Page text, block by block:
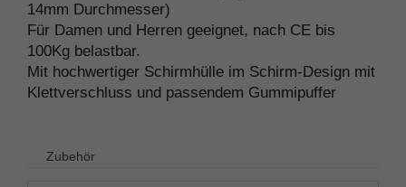
14mm Durchmesser)
Für Damen und Herren geeignet, nach CE bis
100Kg belastbar.
Mit hochwertiger Schirmhülle im Schirm-Design mit
Klettverschluss und passendem Gummipuffer
Zubehör